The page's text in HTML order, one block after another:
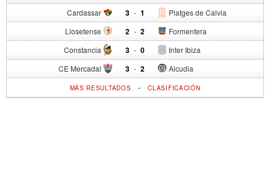
Cardassar 3 - Platges de Calvia
1
Llosetense 2 - Formentera
2
Constancia 3 - Inter Ibiza
0
CE Mercadal 3 - Alcudia
2
MÁS RESULTADOS -CLASIFICACIÓN